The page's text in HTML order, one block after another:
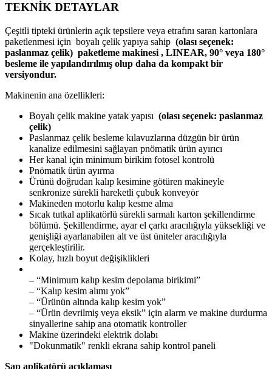
TEKNİK DETAYLAR
Çeşitli tipteki ürünlerin açık tepsilere veya etrafını saran kartonlara
paketlenmesi için boyalı çelik yapıya sahip (olası seçenek:
paslanmaz çelik) paketleme makinesi , LINEAR, 90° veya 180°
besleme ile yapılandırılmış olup daha da kompakt bir
versiyondur.
Makinenin ana özellikleri:
Boyalı çelik makine yatak yapısı (olası seçenek: paslanmaz
çelik)
Paslanmaz çelik besleme kılavuzlarına düzgün bir ürün
kanalize edilmesini sağlayan pnömatik ürün ayırıcı
Her kanal için minimum birikim fotosel kontrolü
Pnömatik ürün ayırma
Ürünü doğrudan kalıp kesimine götüren makineyle
senkronize sürekli hareketli çubuk konveyör
Makineden motorlu kalıp kesme alma
Sıcak tutkal aplikatörlü sürekli sarmalı karton şekillendirme
bölümü. Şekillendirme, ayar el çarkı aracılığıyla yüksekliği ve
genişliği ayarlanabilen alt ve üst üniteler aracılığıyla
gerçekleştirilir.
Kolay, hızlı boyut değişiklikleri
– “Minimum kalıp kesim depolama birikimi”
– “Kalıp kesim alımı yok”
– “Ürünün altında kalıp kesim yok”
– “Ürün devrilmiş veya eksik” için alarm ve makine durdurma
sinyallerine sahip ana otomatik kontroller
Makine üzerindeki elektrik dolabı
"Dokunmatik" renkli ekrana sahip kontrol paneli
Sap aplikatörü açıklaması